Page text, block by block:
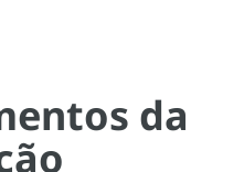
da